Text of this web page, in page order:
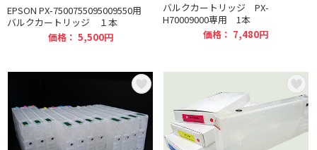
EPSON PX-7500755095009550用
バルクカートリッジ １本
価格： 5,500円
バルクカートリッジ PX-
H70009000専用 1本
価格： 7,480円